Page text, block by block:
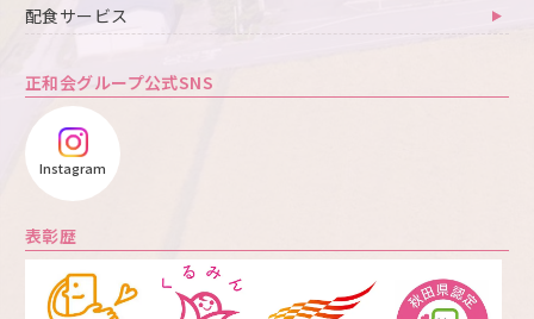
配食サービス
正和会グループ公式SNS
Instagram
表彰歴